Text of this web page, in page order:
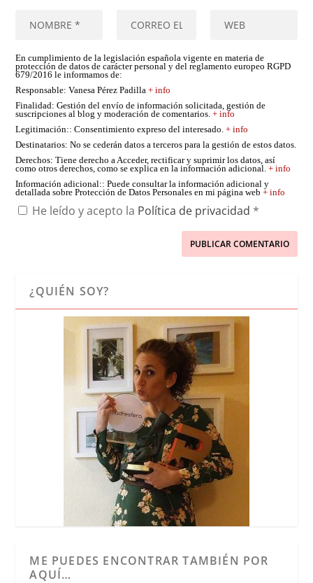
En cumplimiento de la legislación española vigente en materia de
protección de datos de carácter personal y del reglamento europeo RGPD
679/2016 le informamos de:
Responsable: Vanesa Pérez Padilla+ info
Finalidad: Gestión del envío de información solicitada, gestión de
suscripciones al blog y moderación de comentarios.+ info
Legitimación:: Consentimiento expreso del interesado.+ info
Destinatarios: No se cederán datos a terceros para la gestión de estos datos.
Derechos: Tiene derecho a Acceder, rectificar y suprimir los datos, así
como otros derechos, como se explica en la información adicional.+ info
Información adicional:: Puede consultar la información adicional y
detallada sobre Protección de Datos Personales en mi página web+ info
He leído y acepto la Política de privacidad *
¿QUIÉN SOY?
ME PUEDES ENCONTRAR TAMBIÉN POR
AQUÍ…